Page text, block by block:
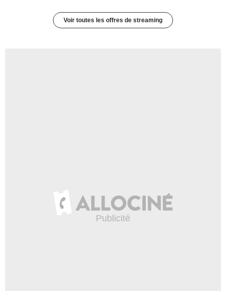
Voir toutes les offres de streaming